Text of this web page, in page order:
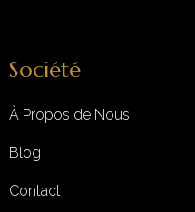
Société
À Propos de Nous
Blog
Contact